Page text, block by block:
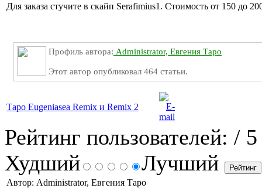
Для заказа стучите в скайп Serafimius1. Стоимость от 150 до
Профиль автора: Administrator, Евгения Таро
Этот автор опубликовал 464 статьи.
Таро Eugeniasea Remix и Remix 2
Рейтинг пользователей: / 5
Худший
Лучший
Автор: Administrator, Евгения Таро